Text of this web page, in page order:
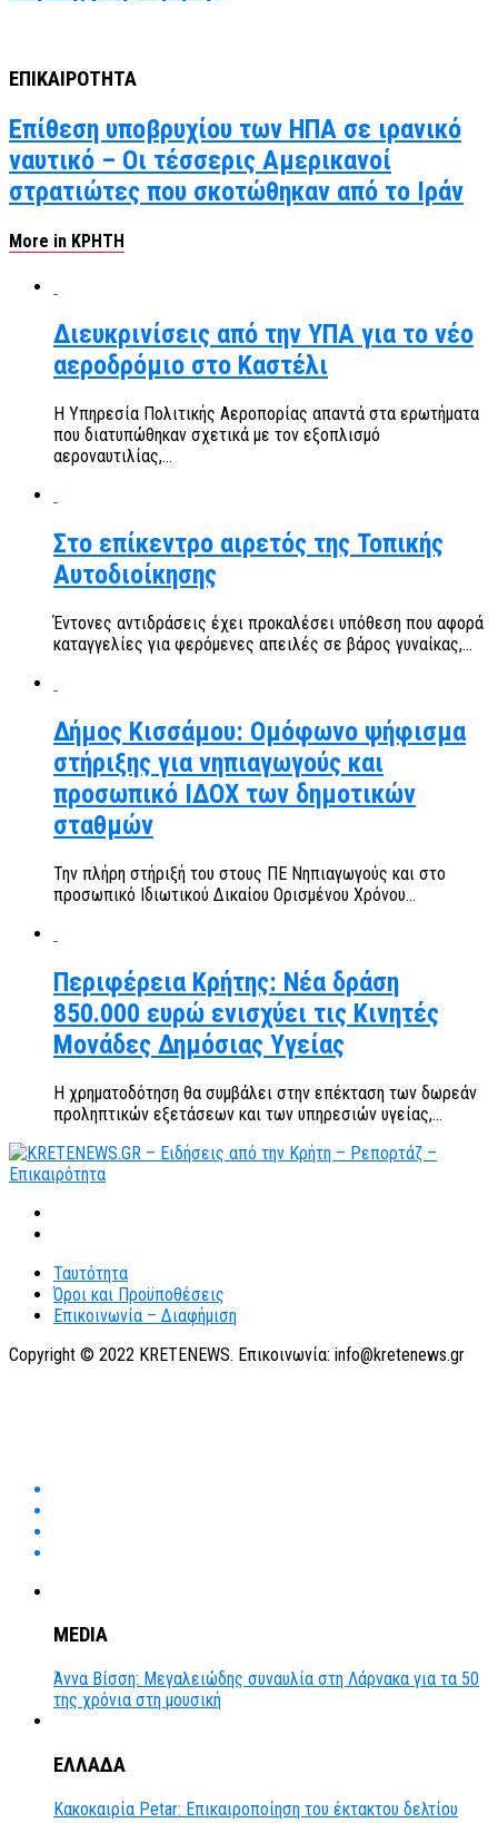
ΕΠΙΚΑΙΡΟΤΗΤΑ
Επίθεση υποβρυχίου των ΗΠΑ σε ιρανικό
ναυτικό – Οι τέσσερις Αμερικανοί
στρατιώτες που σκοτώθηκαν από το Ιράν
More in ΚΡΗΤΗ
Διευκρινίσεις από την ΥΠΑ για το νέο
αεροδρόμιο στο Καστέλι
Η Υπηρεσία Πολιτικής Αεροπορίας απαντά στα ερωτήματα
που διατυπώθηκαν σχετικά με τον εξοπλισμό
αεροναυτιλίας,...
Στο επίκεντρο αιρετός της Τοπικής
Αυτοδιοίκησης
Έντονες αντιδράσεις έχει προκαλέσει υπόθεση που αφορά
καταγγελίες για φερόμενες απειλές σε βάρος γυναίκας,...
Δήμος Κισσάμου: Ομόφωνο ψήφισμα
στήριξης για νηπιαγωγούς και
προσωπικό ΙΔΟΧ των δημοτικών
σταθμών
Την πλήρη στήριξή του στους ΠΕ Νηπιαγωγούς και στο
προσωπικό Ιδιωτικού Δικαίου Ορισμένου Χρόνου...
Περιφέρεια Κρήτης: Νέα δράση
850.000 ευρώ ενισχύει τις Κινητές
Μονάδες Δημόσιας Υγείας
Η χρηματοδότηση θα συμβάλει στην επέκταση των δωρεάν
προληπτικών εξετάσεων και των υπηρεσιών υγείας,...
Ταυτότητα
Όροι και Προϋποθέσεις
Επικοινωνία – Διαφήμιση
Copyright © 2022 KRETENEWS. Επικοινωνία: info@kretenews.gr
MEDIA
Άννα Βίσση: Μεγαλειώδης συναυλία στη Λάρνακα για τα 50
της χρόνια στη μουσική
ΕΛΛΑΔΑ
Κακοκαιρία Petar: Επικαιροποίηση του έκτακτου δελτίου